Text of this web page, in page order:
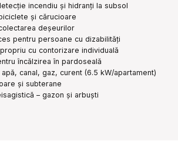
incendiu și hidranți la subsol
și cărucioare
deșeurilor
pentru persoane cu dizabilități
cu contorizare individuală
încălzirea în pardoseală
apă, canal, gaz, curent (6.5 kW/apartament)
și subterane
– gazon și arbuști